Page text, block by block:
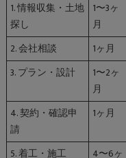
1. 情報収集・土地
探し
1〜3ヶ
月
2. 会社相談 1ヶ月
3. プラン・設計
1〜2ヶ
月
4. 契約・確認申
請
1ヶ月
5. 着工・施工
4〜6ヶ